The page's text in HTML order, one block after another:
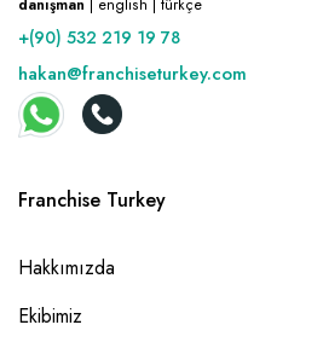
+(90) 532 219 19 78
hakan@franchiseturkey.com
Franchise Turkey
Hakkımızda
Ekibimiz